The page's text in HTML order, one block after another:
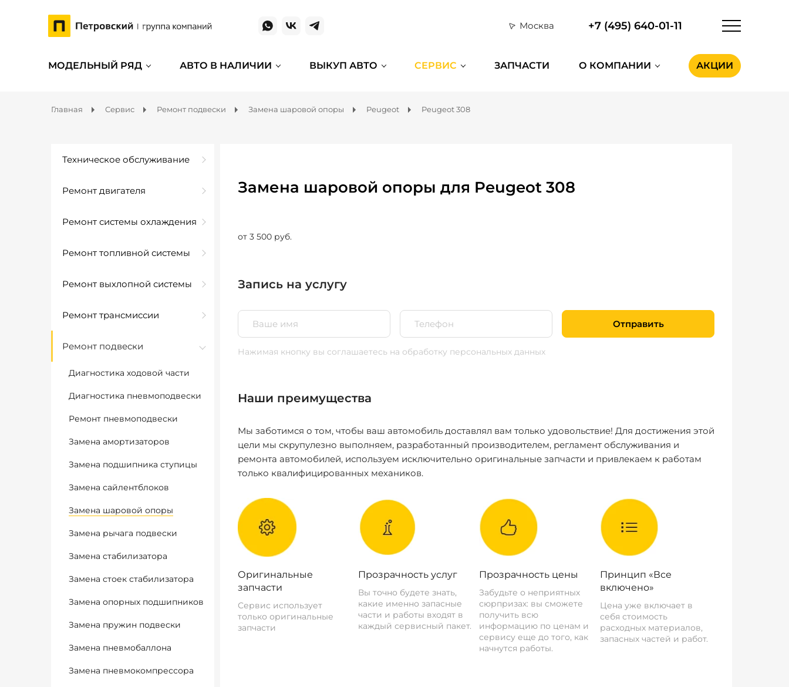
Москва +7 (495) 640-01-11
МОДЕЛЬНЫЙ РЯД АВТО В НАЛИЧИИ ВЫКУП АВТО СЕРВИС ЗАПЧАСТИ О КОМПАНИИ АКЦИИ
Главная Сервис Ремонт подвески Замена шаровой опоры Peugeot Peugeot 308
Техническое обслуживание
Ремонт двигателя
Ремонт системы охлаждения
Ремонт топливной системы
Ремонт выхлопной системы
Ремонт трансмиссии
Ремонт подвески
Диагностика ходовой части
Диагностика пневмоподвески
Ремонт пневмоподвески
Замена амортизаторов
Замена подшипника ступицы
Замена сайлентблоков
Замена шаровой опоры
Замена рычага подвески
Замена стабилизатора
Замена стоек стабилизатора
Замена опорных подшипников
Замена пружин подвески
Замена пневмобаллона
Замена пневмокомпрессора
Замена шаровой опоры для Peugeot 308
от 3 500 руб.
Запись на услугу
Отправить
Нажимая кнопку вы соглашаетесь на обработку персональных данных
Наши преимущества
Мы заботимся о том, чтобы ваш автомобиль доставлял вам только удовольствие! Для достижения этой
цели мы скрупулезно выполняем, разработанный производителем, регламент обслуживания и
ремонта автомобилей, используем исключительно оригинальные запчасти и привлекаем к работам
только квалифицированных механиков.
Оригинальные
запчасти
Сервис использует
только оригинальные
запчасти
Прозрачность услуг
Вы точно будете знать,
какие именно запасные
части и работы входят в
каждый сервисный пакет.
Прозрачность цены
Забудьте о неприятных
сюрпризах: вы сможете
получить всю
информацию по ценам и
сервису еще до того, как
начнутся работы.
Принцип «Все
включено»
Цена уже включает в
себя стоимость
расходных материалов,
запасных частей и работ.